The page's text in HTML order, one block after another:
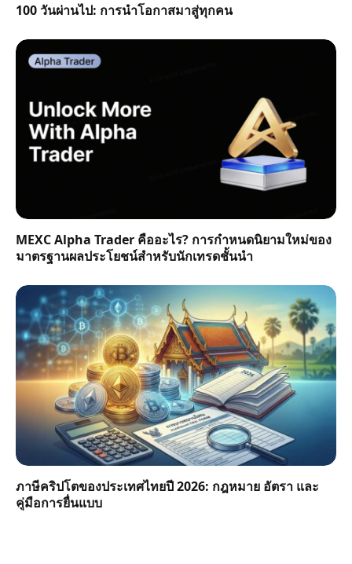
100 วันผ่านไป: การนำโอกาสมาสู่ทุกคน
MEXC Alpha Trader คืออะไร? การกำหนดนิยามใหม่ของ
มาตรฐานผลประโยชน์สำหรับนักเทรดชั้นนำ
ภาษีคริปโตของประเทศไทยปี 2026: กฎหมาย อัตรา และ
คู่มือการยื่นแบบ